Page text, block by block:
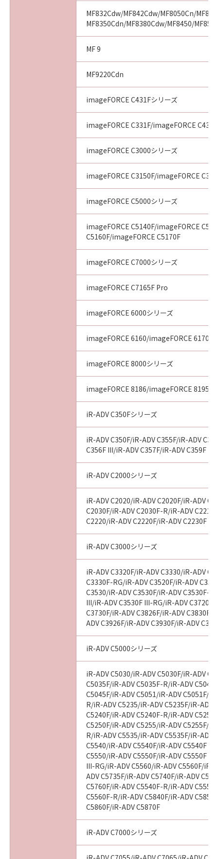
て、これらを適切に取り扱います。
４．保証の否認および免責
(1) 「許諾ソフトウェア」は、『現状のまま
（AS-IS）』の状態で使用許諾されます。キヤノ
ン、キヤノンの子会社、それらの販売代理店お
よび販売店、並びにキヤノンのライセンサー
よび特定の目的への適合性または「許諾ソフト
ウェア」に欠陥がないことを含め、いかなる保
(2) キヤノン、キヤノンの子会社、それらの販売
代理店および販売店、並びにキヤノンのライセ
ンサーは、お客様が「許諾ソフトウェア」を使
用した結果として生ずるあらゆる行為につい
て、一切の責任を明確に否認します。お客様
は、ご自身の裁量とリスクで「許諾ソフトウェ
ア」を使用し、「許諾ソフトウェア」を使用す
ることから生じた、機器の損傷またはデータ損
失については、お客様のみが全責任を負いま
(3) キヤノン、キヤノンの子会社、それらの販売
代理店および販売店、並びにキヤノンのライセ
ンサーは、本契約に基づくそれらの債務不履行
または不法行為によりお客様に損害が生じた場
合、いかなる損害（逸失利益およびその他の派
されない全ての損害をいいます。）について
も、一切の責任を負わないものとします。
(4) お客様とキヤノンとの間の本契約が消費者契
約法に定める消費者契約に該当する場合であっ
て、「許諾ソフトウェア」の動作が実質的に仕
様に不一致の場合についてのキヤノン、キヤノ
ンの子会社、それらの販売代理店または販売店
並びにキヤノンのライセンサーのすべての責任
およびお客様の唯一の救済は、前項の規定にか
するための対応策の提示、対応策の実施または
「許諾ソフトウェア」の修正版の作成および提
供のみです。キヤノン、キヤノンの子会社、そ
れらの販売代理店または販売店並びにキヤノン
のライセンサーは、お客様による「許諾ソフト
ていない方法による使用が原因で当該問題が生
じた場合、前記の責任を負いません。ただし、
お客様とキヤノンとの間の本契約が消費者契約
て、キヤノン、キヤノンの子会社、それらの販
売代理店または販売店並びにキヤノンのライセ
ンサーの故意または重過失による債務不履行ま
たは不法行為に起因して「許諾ソフトウェア」
に関しお客様に生じた損害については、本項は
適用されないものとします。
(5) キヤノン、キヤノンの子会社、それらの販売
代理店および販売店、並びにキヤノンのライセ
ンサーは、「許諾ソフトウェア」の使用に起因
いかなる紛争についても、一切責任を負わない
５．サポートおよびアップデート
キヤノン、キヤノンの子会社、それらの販売
代理店および販売店、並びにキヤノンのライセ
ンサーは、「許諾ソフトウェア」のメンテナン
スおよびお客様による「許諾ソフトウェア」の
使用の支援、並びに「許諾ソフトウェア」に対
するアップデート、バグの修正またはサポート
の提供について、いかなる責任を負うものでも
お客様は、日本国政府または該当国の政府よ
り必要な認可等を得ることなしに、「許諾ソフ
トウェア」の全部または一部を、直接または間
接に輸出してはなりません。
MF832Cdw/MF842Cdw/MF8050Cn/
MF8350Cdn/MF8380Cdw/MF8450/
MF 9
MF9220Cdn
imageFORCE C431Fシリーズ
imageFORCE C331F/imageFORCE C431F
imageFORCE C3000シリーズ
imageFORCE C3150F/imageFORCE
imageFORCE C5000シリーズ
imageFORCE C5140F/imageFORCE
C5160F/imageFORCE C5170F
imageFORCE C7000シリーズ
imageFORCE C7165F Pro
imageFORCE 6000シリーズ
imageFORCE 6160/imageFORCE 6170
imageFORCE 8000シリーズ
imageFORCE 8186/imageFORCE 8195/
iR-ADV C350Fシリーズ
iR-ADV C350F/iR-ADV C355F/iR-ADV
C356F III/iR-ADV C357F/iR-ADV C359F
iR-ADV C2000シリーズ
iR-ADV C2020/iR-ADV C2020F/iR-ADV
C2030F/iR-ADV C2030F-R/iR-ADV
C2220/iR-ADV C2220F/iR-ADV C2230F
iR-ADV C3000シリーズ
iR-ADV C3320F/iR-ADV C3330/iR-ADV
C3330F-RG/iR-ADV C3520F/iR-ADV
C3530/iR-ADV C3530F/iR-ADV C3530F-
III/iR-ADV C3530F III-RG/iR-ADV C3720F/
C3730F/iR-ADV C3826F/iR-ADV C3830F/
ADV C3926F/iR-ADV C3930F/iR-ADV
iR-ADV C5000シリーズ
iR-ADV C5030/iR-ADV C5030F/iR-ADV
C5035F/iR-ADV C5035F-R/iR-ADV
C5045F/iR-ADV C5051/iR-ADV C5051F/
R/iR-ADV C5235/iR-ADV C5235F/iR-ADV
C5240F/iR-ADV C5240F-R/iR-ADV
C5250F/iR-ADV C5255/iR-ADV C5255F/
R/iR-ADV C5535/iR-ADV C5535F/iR-ADV
C5540/iR-ADV C5540F/iR-ADV C5540F
C5550/iR-ADV C5550F/iR-ADV C5550F
III-RG/iR-ADV C5560/iR-ADV C5560F/iR-
ADV C5735F/iR-ADV C5740F/iR-ADV
C5760F/iR-ADV C5540F-R/iR-ADV
C5560F-R/iR-ADV C5840F/iR-ADV
C5860F/iR-ADV C5870F
iR-ADV C7000シリーズ